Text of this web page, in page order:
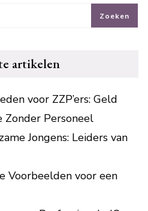
Zoeken
artikelen
voor ZZP’ers: Geld
Zonder Personeel
Jongens: Leiders van
Voorbeelden voor een